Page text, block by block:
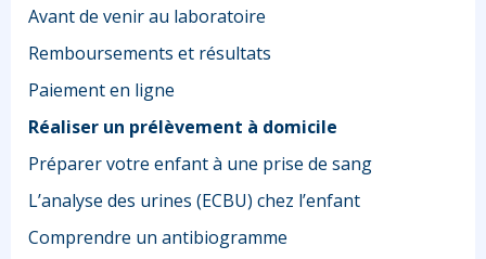
Avant de venir au laboratoire
Remboursements et résultats
Paiement en ligne
Réaliser un prélèvement à domicile
Préparer votre enfant à une prise de sang
L’analyse des urines (ECBU) chez l’enfant
Comprendre un antibiogramme